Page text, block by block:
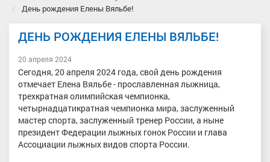
День рождения Елены Вяльбе!
ДЕНЬ РОЖДЕНИЯ ЕЛЕНЫ ВЯЛЬБЕ!
20 апреля 2024
Сегодня, 20 апреля 2024 года, свой день рождения
отмечает Елена Вяльбе - прославленная лыжница,
трехкратная олимпийская чемпионка,
четырнадцатикратная чемпионка мира, заслуженный
мастер спорта, заслуженный тренер России, а ныне
президент Федерации лыжных гонок России и глава
Ассоциации лыжных видов спорта России.